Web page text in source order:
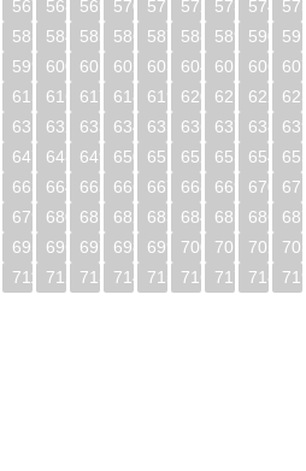
567 568 569 570 571 572 573 574
583 584 585 586 587 588 589 590
599 600 601 602 603 604 605 606
615 616 617 618 619 620 621 622
631 632 633 634 635 636 637 638
647 648 649 650 651 652 653 654
663 664 665 666 667 668 669 670
679 680 681 682 683 684 685 686
695 696 697 698 699 700 701 702
711 712 713 714 715 716 717 718